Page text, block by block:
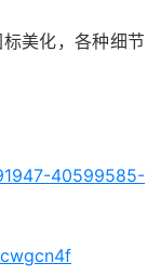
美化，各种细节
40599585-